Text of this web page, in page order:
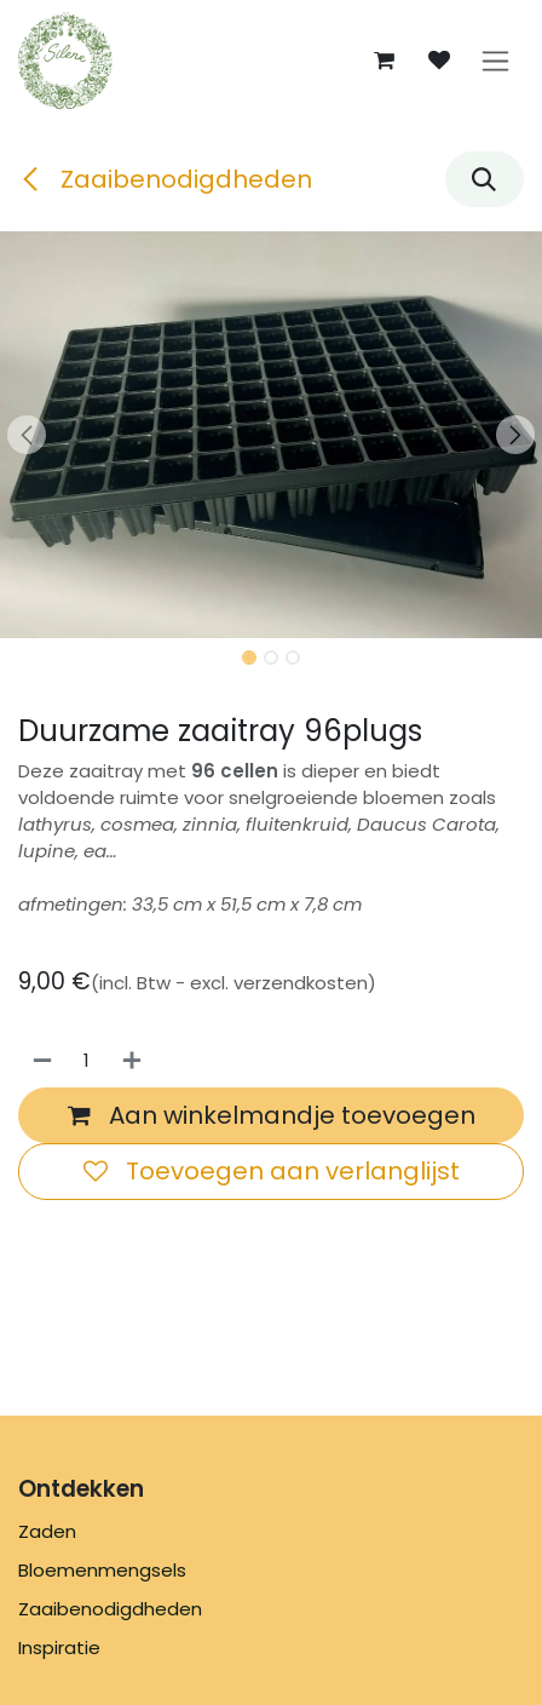
Overslaan naar inhoud
Zaaibenodigdheden
Duurzame zaaitray 96plugs
Deze zaaitray met 96 cellen is dieper en biedt
voldoende ruimte voor snelgroeiende bloemen zoals
lathyrus, cosmea, zinnia, fluitenkruid, Daucus Carota,
lupine, ea…
afmetingen: 33,5 cm x 51,5 cm x 7,8 cm
9,00 €(incl. Btw - excl. verzendkosten)
Aan winkelmandje toevoegen
Toevoegen aan verlanglijst
Ontdekken
Zaden
Bloemenmengsels
Zaaibenodigdheden
Inspiratie